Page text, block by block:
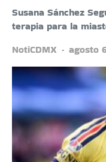
Susana Sánchez
terapia para la
NotiCDMX
agosto